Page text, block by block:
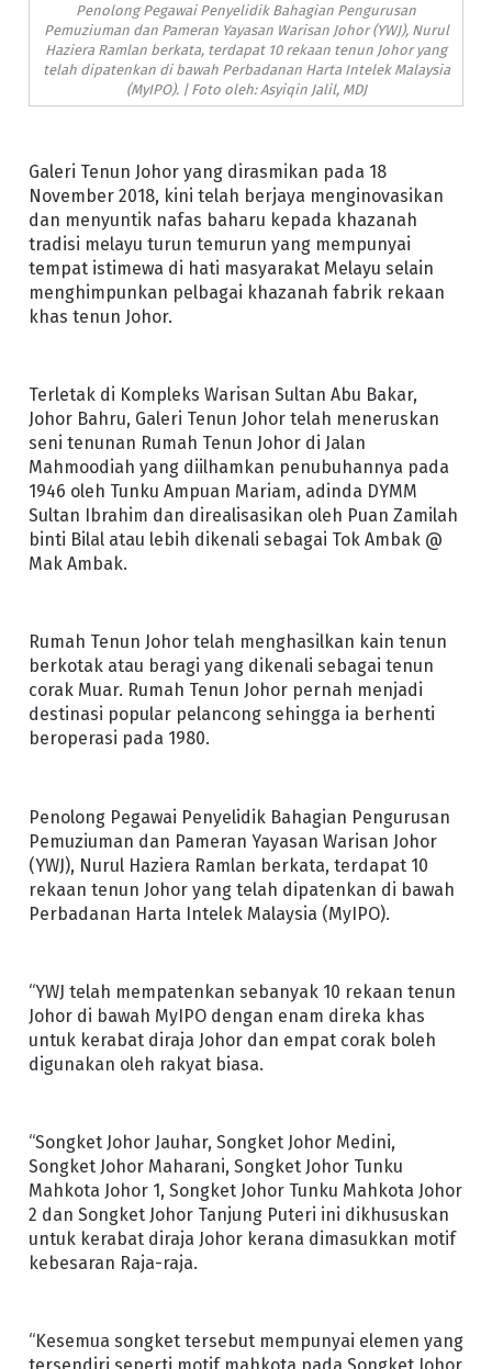
Penolong Pegawai Penyelidik Bahagian Pengurusan
Pemuziuman dan Pameran Yayasan Warisan Johor (YWJ), Nurul
Haziera Ramlan berkata, terdapat 10 rekaan tenun Johor yang
telah dipatenkan di bawah Perbadanan Harta Intelek Malaysia
(MyIPO). | Foto oleh: Asyiqin Jalil, MDJ
Galeri Tenun Johor yang dirasmikan pada 18
November 2018, kini telah berjaya menginovasikan
dan menyuntik nafas baharu kepada khazanah
tradisi melayu turun temurun yang mempunyai
tempat istimewa di hati masyarakat Melayu selain
menghimpunkan pelbagai khazanah fabrik rekaan
khas tenun Johor.
Terletak di Kompleks Warisan Sultan Abu Bakar,
Johor Bahru, Galeri Tenun Johor telah meneruskan
seni tenunan Rumah Tenun Johor di Jalan
Mahmoodiah yang diilhamkan penubuhannya pada
1946 oleh Tunku Ampuan Mariam, adinda DYMM
Sultan Ibrahim dan direalisasikan oleh Puan Zamilah
binti Bilal atau lebih dikenali sebagai Tok Ambak @
Mak Ambak.
Rumah Tenun Johor telah menghasilkan kain tenun
berkotak atau beragi yang dikenali sebagai tenun
corak Muar. Rumah Tenun Johor pernah menjadi
destinasi popular pelancong sehingga ia berhenti
beroperasi pada 1980.
Penolong Pegawai Penyelidik Bahagian Pengurusan
Pemuziuman dan Pameran Yayasan Warisan Johor
(YWJ), Nurul Haziera Ramlan berkata, terdapat 10
rekaan tenun Johor yang telah dipatenkan di bawah
Perbadanan Harta Intelek Malaysia (MyIPO).
“YWJ telah mempatenkan sebanyak 10 rekaan tenun
Johor di bawah MyIPO dengan enam direka khas
untuk kerabat diraja Johor dan empat corak boleh
digunakan oleh rakyat biasa.
“Songket Johor Jauhar, Songket Johor Medini,
Songket Johor Maharani, Songket Johor Tunku
Mahkota Johor 1, Songket Johor Tunku Mahkota Johor
2 dan Songket Johor Tanjung Puteri ini dikhususkan
untuk kerabat diraja Johor kerana dimasukkan motif
kebesaran Raja-raja.
“Kesemua songket tersebut mempunyai elemen yang